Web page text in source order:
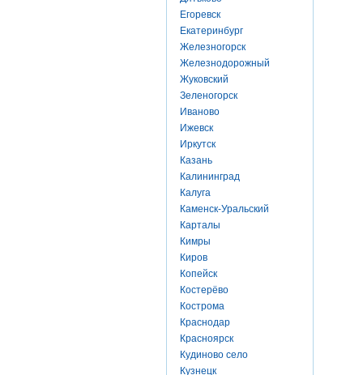
Егоревск
Екатеринбург
Железногорск
Железнодорожный
Жуковский
Зеленогорск
Иваново
Ижевск
Иркутск
Казань
Калининград
Калуга
Каменск-Уральский
Карталы
Кимры
Киров
Копейск
Костерёво
Кострома
Краснодар
Красноярск
Кудиново село
Кузнецк